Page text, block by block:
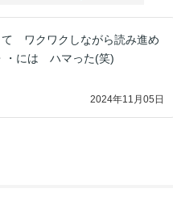
・・・には ハマった(笑)
2024年11月05日